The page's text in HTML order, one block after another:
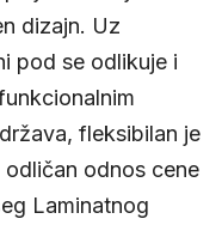
dizajn. Uz
pod se odlikuje i
fleksibilan je
odnos cene
Laminatnog